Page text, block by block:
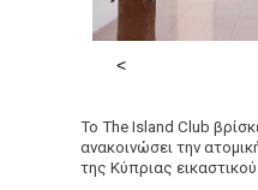
Το The Island Club
ανακοινώσει την
της Κύπριας